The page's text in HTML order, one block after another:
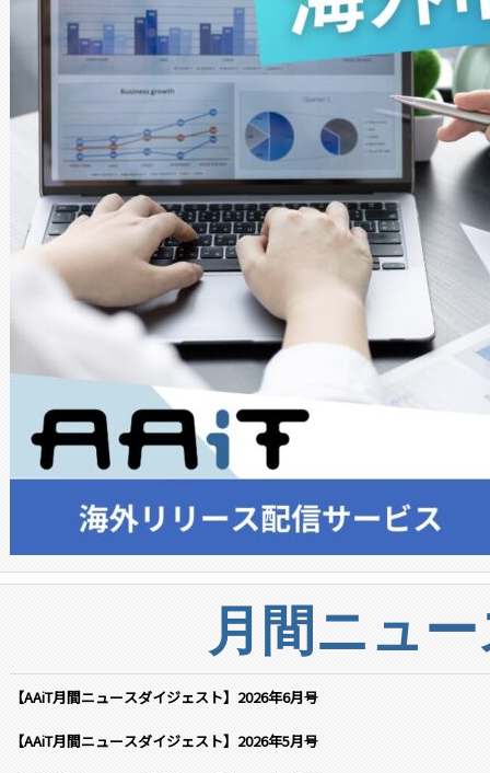
月間ニュ
【AAiT月間ニュースダイジェスト】2026年6月号
【AAiT月間ニュースダイジェスト】2026年5月号